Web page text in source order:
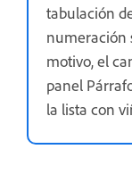
tabulación
numeración
motivo, el
panel
la lista con